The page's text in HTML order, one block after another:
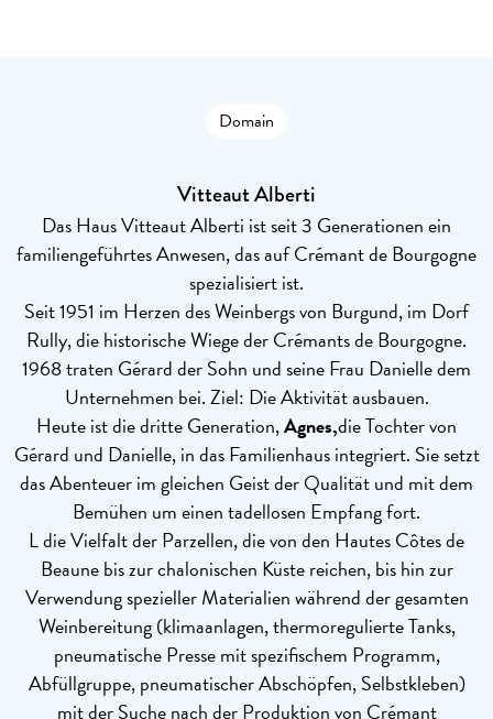
Domain
Vitteaut Alberti
Das Haus Vitteaut Alberti ist seit 3 Generationen ein
familiengeführtes Anwesen, das auf Crémant de Bourgogne
spezialisiert ist.
Seit 1951 im Herzen des Weinbergs von Burgund, im Dorf
Rully, die historische Wiege der Crémants de Bourgogne.
1968 traten Gérard der Sohn und seine Frau Danielle dem
Unternehmen bei. Ziel: Die Aktivität ausbauen.
Heute ist die dritte Generation,Agnes,die Tochter von
Gérard und Danielle, in das Familienhaus integriert. Sie setzt
das Abenteuer im gleichen Geist der Qualität und mit dem
Bemühen um einen tadellosen Empfang fort.
L die Vielfalt der Parzellen, die von den Hautes Côtes de
Beaune bis zur chalonischen Küste reichen, bis hin zur
Verwendung spezieller Materialien während der gesamten
Weinbereitung (klimaanlagen, thermoregulierte Tanks,
pneumatische Presse mit spezifischem Programm,
Abfüllgruppe, pneumatischer Abschöpfen, Selbstkleben)
mit der Suche nach der Produktion von Crémant